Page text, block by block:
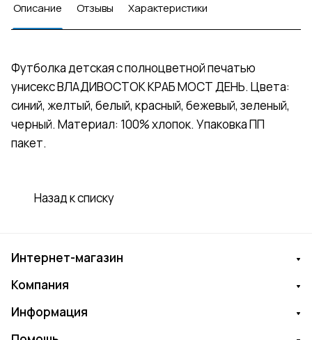
Описание Отзывы Характеристики
Футболка детская с полноцветной печатью
унисекс ВЛАДИВОСТОК КРАБ МОСТ ДЕНЬ. Цвета:
синий, желтый, белый, красный, бежевый, зеленый,
черный. Материал: 100% хлопок. Упаковка ПП
пакет.
Назад к списку
Интернет-магазин
Компания
Информация